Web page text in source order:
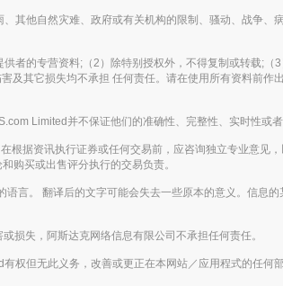
其他自然灾难、政府或有关机构的限制、骚动、战争、
者的专营资料;（2）除特别授权外，不得复制或转载;（
其它损失均不承担 任何责任。请在使用所有资料前作
Limited并不保证他们的准确性、完整性、实时性或者
根据资讯执行证券或任何交易前，应咨询独立专业意见
购买或出售评分执行的交易负责。
言。 翻译后的文字可能会失去一些原本的意义。信息的
损失，阿斯达克网络信息有限公司不承担任何责任。
权但无此义务，改善或更正在本网站／应用程式的任何